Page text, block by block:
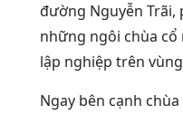
đường Nguyễn Trãi,
những ngôi chùa
lập nghiệp trên
Ngay bên cạnh